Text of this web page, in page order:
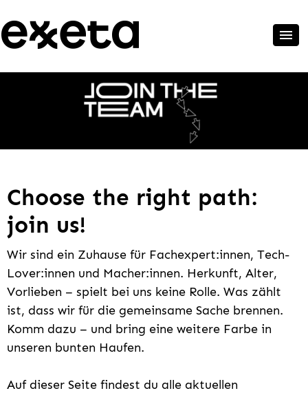
Choose the right path:
join us!
Wir sind ein Zuhause für Fachexpert:innen, Tech-
Lover:innen und Macher:innen. Herkunft, Alter,
Vorlieben – spielt bei uns keine Rolle. Was zählt
ist, dass wir für die gemeinsame Sache brennen.
Komm dazu – und bring eine weitere Farbe in
unseren bunten Haufen.
Auf dieser Seite findest du alle aktuellen